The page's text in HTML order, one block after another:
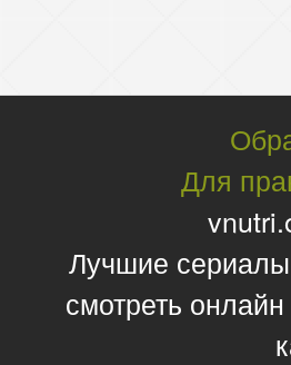
Для
Лучшие
смотреть